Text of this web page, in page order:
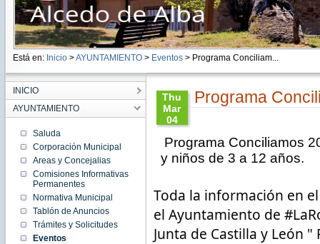
Está en: Inicio >AYUNTAMIENTO> Eventos> Programa Conciliam...
INICIO
AYUNTAMIENTO
Saluda
Corporación Municipal
Areas y Concejalias
Comisiones Informativas
Permanentes
Normativa Municipal
Tablón de Anuncios
Trámites y Solicitudes
Eventos
Thu
Mar
04
CET
2021
Thu
CET
2021
04
14:42:00
CET
2021
Programa
Programa Conciliamos
y niños de 3 a 12 años.
Toda la información en
el Ayuntamiento de
Junta de Castilla y León